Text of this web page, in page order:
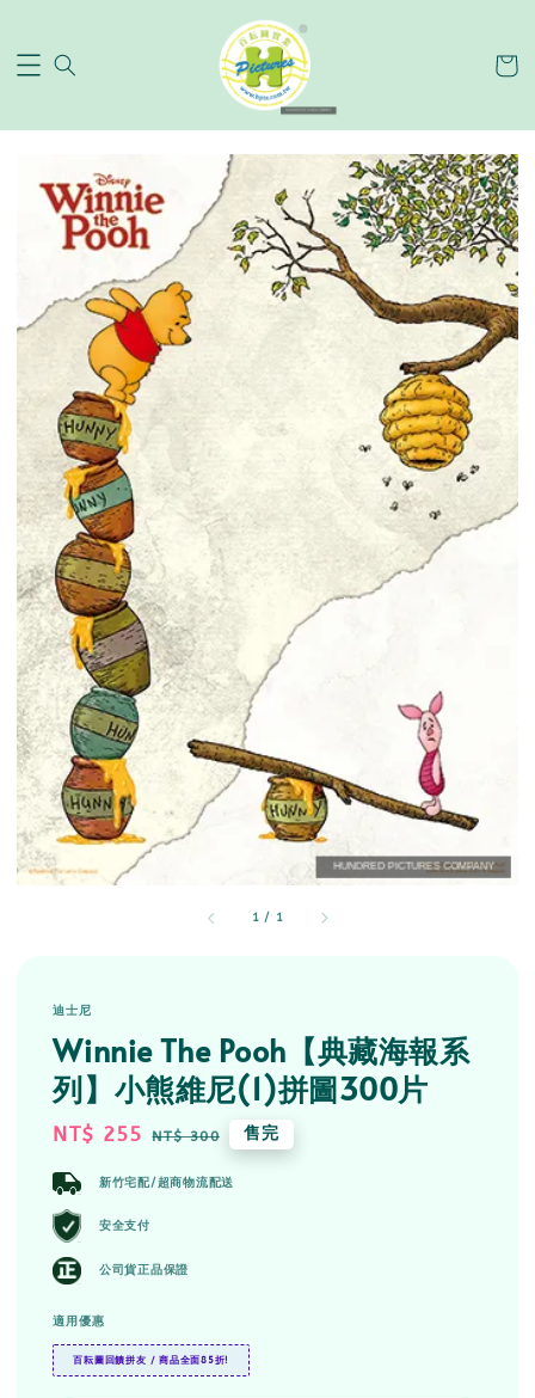
1 / 1
迪士尼
Winnie The Pooh【典藏海報系
列】小熊維尼(1)拼圖300片
Sale
NT$ 255 Regular
NT$ 300 售完
新竹宅配/超商物流配送
安全支付
公司貨正品保證
適用優惠
百耘圖回饋拼友 / 商品全面85折!